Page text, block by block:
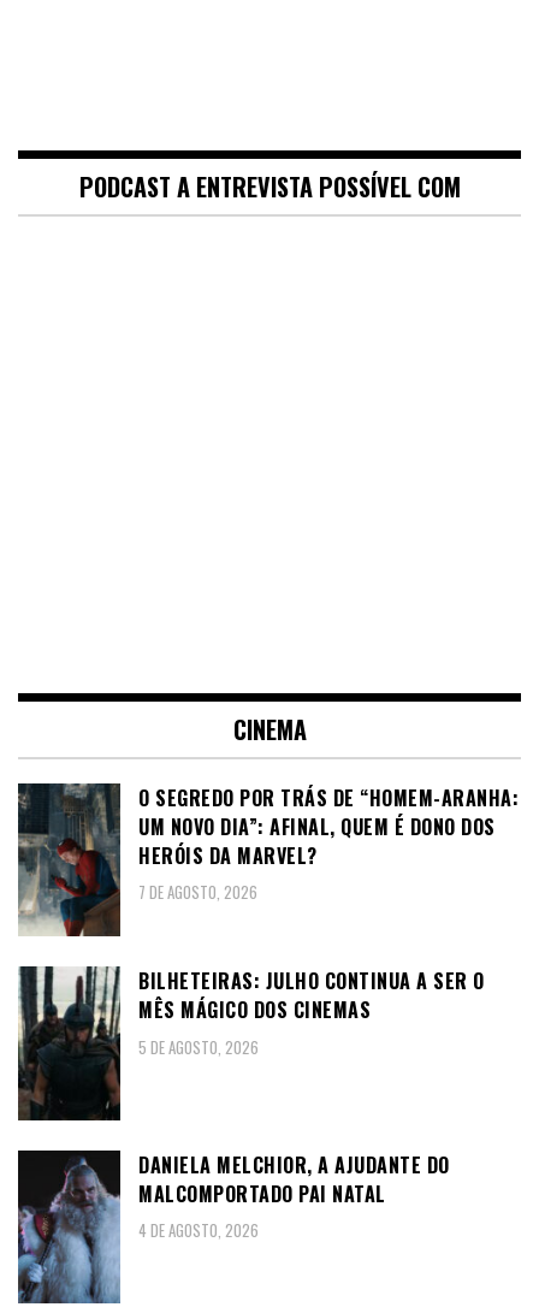
PODCAST A ENTREVISTA POSSÍVEL COM
CINEMA
O SEGREDO POR TRÁS DE “HOMEM-ARANHA:
UM NOVO DIA”: AFINAL, QUEM É DONO DOS
HERÓIS DA MARVEL?
7 DE AGOSTO, 2026
BILHETEIRAS: JULHO CONTINUA A SER O
MÊS MÁGICO DOS CINEMAS
5 DE AGOSTO, 2026
DANIELA MELCHIOR, A AJUDANTE DO
MALCOMPORTADO PAI NATAL
4 DE AGOSTO, 2026